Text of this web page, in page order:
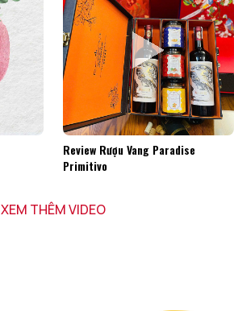
Review Rượu Vang Paradise
Primitivo
XEM THÊM VIDEO